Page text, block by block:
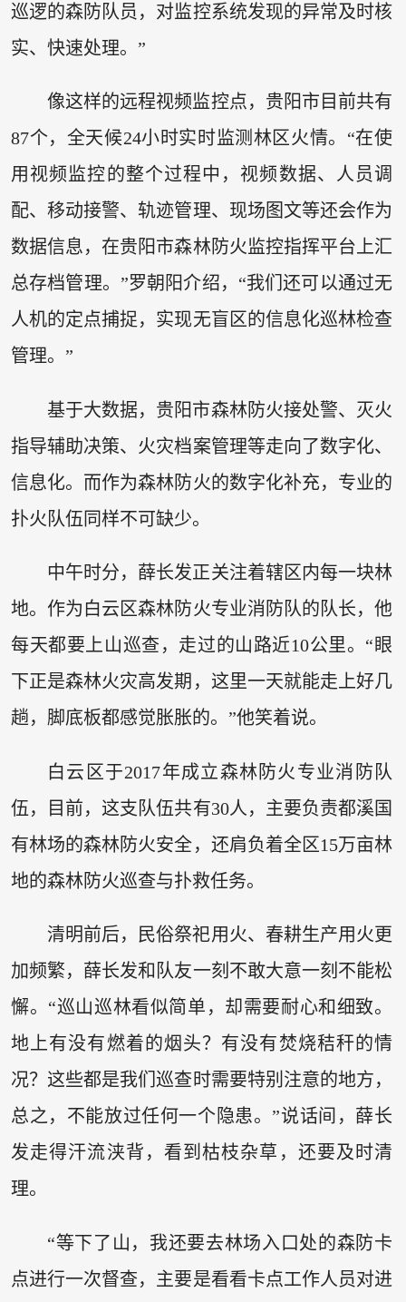
巡逻的森防队员，对监控系统发现的异常及时核
实、快速处理。”
像这样的远程视频监控点，贵阳市目前共有
87个，全天候24小时实时监测林区火情。“在使
用视频监控的整个过程中，视频数据、人员调
配、移动接警、轨迹管理、现场图文等还会作为
数据信息，在贵阳市森林防火监控指挥平台上汇
总存档管理。”罗朝阳介绍，“我们还可以通过无
人机的定点捕捉，实现无盲区的信息化巡林检查
管理。”
基于大数据，贵阳市森林防火接处警、灭火
指导辅助决策、火灾档案管理等走向了数字化、
信息化。而作为森林防火的数字化补充，专业的
扑火队伍同样不可缺少。
中午时分，薛长发正关注着辖区内每一块林
地。作为白云区森林防火专业消防队的队长，他
每天都要上山巡查，走过的山路近10公里。“眼
下正是森林火灾高发期，这里一天就能走上好几
趟，脚底板都感觉胀胀的。”他笑着说。
白云区于2017年成立森林防火专业消防队
伍，目前，这支队伍共有30人，主要负责都溪国
有林场的森林防火安全，还肩负着全区15万亩林
地的森林防火巡查与扑救任务。
清明前后，民俗祭祀用火、春耕生产用火更
加频繁，薛长发和队友一刻不敢大意一刻不能松
懈。“巡山巡林看似简单，却需要耐心和细致。
地上有没有燃着的烟头？有没有焚烧秸秆的情
况？这些都是我们巡查时需要特别注意的地方，
总之，不能放过任何一个隐患。”说话间，薛长
发走得汗流浃背，看到枯枝杂草，还要及时清
理。
“等下了山，我还要去林场入口处的森防卡
点进行一次督查，主要是看看卡点工作人员对进